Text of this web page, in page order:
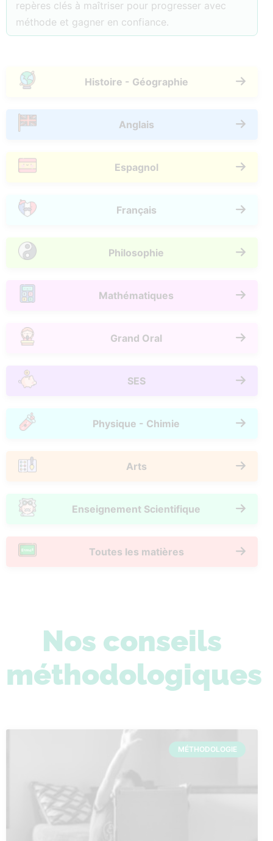
repères clés à maîtriser pour progresser avec
méthode et gagner en confiance.
Histoire - Géographie
Anglais
Espagnol
Français
Philosophie
Mathématiques
Grand Oral
SES
Physique - Chimie
Arts
Enseignement Scientifique
Toutes les matières
Nos conseils
méthodologiques
MÉTHODOLOGIE